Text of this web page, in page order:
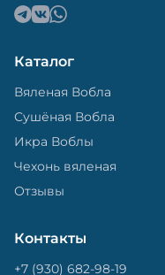
Каталог
Вяленая Вобла
Сушёная Вобла
Икра Воблы
Чехонь вяленая
Отзывы
Контакты
+7 (930) 682-98-19